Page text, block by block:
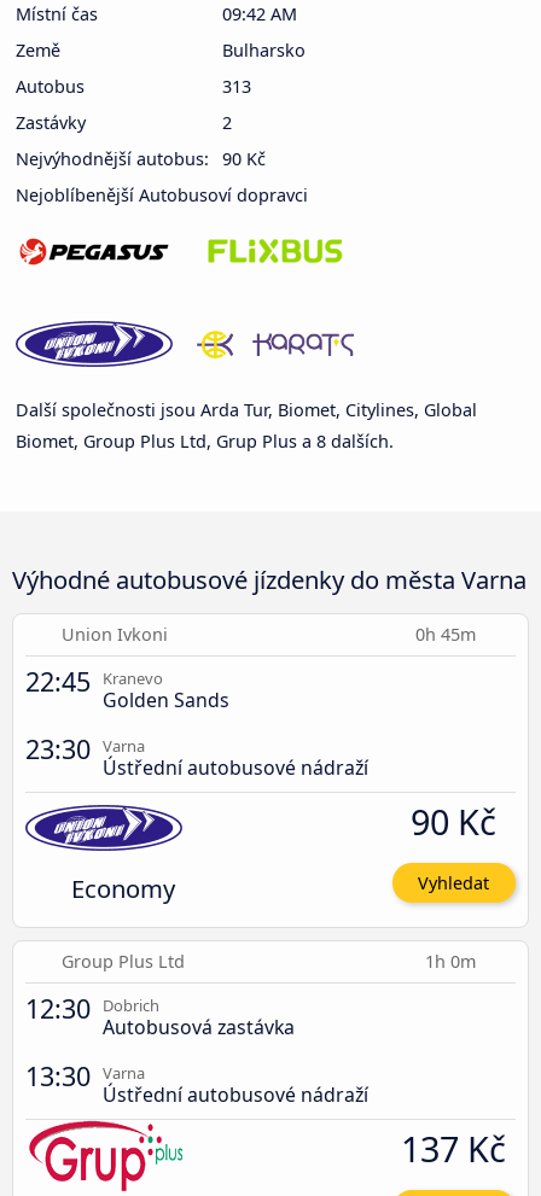
Místní čas
09:42 AM
Země
Bulharsko
Autobus
313
Zastávky
2
Nejvýhodnější autobus:
90 Kč
Nejoblíbenější Autobusoví dopravci
Další společnosti jsou Arda Tur, Biomet, Citylines, Global
Biomet, Group Plus Ltd, Grup Plus a 8 dalších.
Výhodné autobusové jízdenky do města Varna
Union Ivkoni 0h 45m
22:45 Kranevo
Golden Sands
23:30 Varna
Ústřední autobusové nádraží
Economy
90 Kč
Vyhledat
Group Plus Ltd 1h 0m
12:30 Dobrich
Autobusová zastávka
13:30 Varna
Ústřední autobusové nádraží
137 Kč